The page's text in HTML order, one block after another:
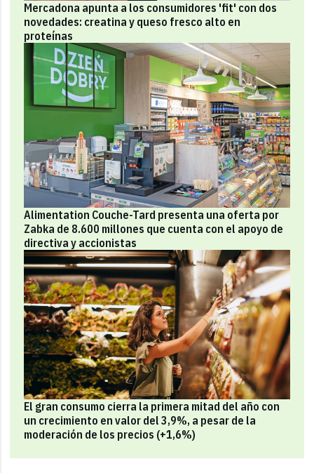
Mercadona apunta a los consumidores 'fit' con dos
novedades: creatina y queso fresco alto en
proteínas
Alimentation Couche-Tard presenta una oferta por
Zabka de 8.600 millones que cuenta con el apoyo de
directiva y accionistas
El gran consumo cierra la primera mitad del año con
un crecimiento en valor del 3,9%, a pesar de la
moderación de los precios (+1,6%)